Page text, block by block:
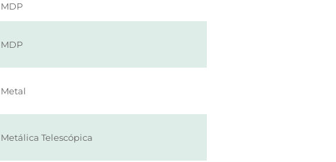
MDP
MDP
Metal
Metálica Telescópica